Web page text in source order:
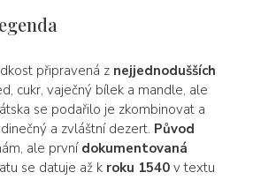
připravená z nejjednodušších
cukr, vaječný bílek a mandle, ale
se podařilo je zkombinovat a
a zvláštní dezert. Původ
ale první dokumentovaná
se datuje až k roku 1540v textu